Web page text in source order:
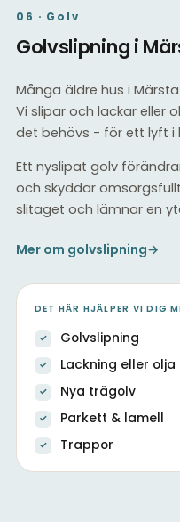
06 · Golv
Golvslipning i
Många äldre hus i
Vi slipar och lackar eller
det behövs - för ett lyft i
Ett nyslipat golv
och skyddar
slitaget och lämnar en
Mer om golvslipning→
DET HÄR HJÄLPER VI DIG
Golvslipning
Lackning eller olja
Nya trägolv
Parkett & lamell
Trappor
Slipat och lackat trägolv